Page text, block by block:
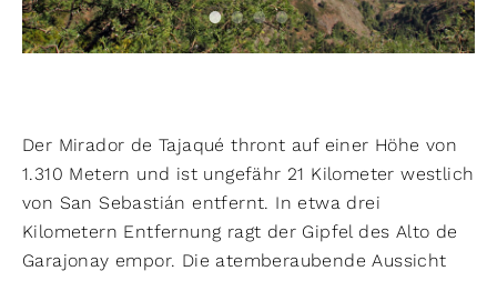
Der Mirador de Tajaqué thront auf einer Höhe von
1.310 Metern und ist ungefähr 21 Kilometer westlich
von San Sebastián entfernt. In etwa drei
Kilometern Entfernung ragt der Gipfel des Alto de
Garajonay empor. Die atemberaubende Aussicht